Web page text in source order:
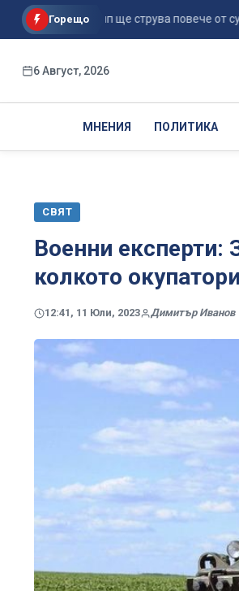
Горещо
на Тръмп ще струва повече от супер-
6 Август, 2026
МНЕНИЯ ПОЛИТИКА
СВЯТ
Военни експерти:
колкото
12:41, 11 Юли, 2023 Димитър Иванов